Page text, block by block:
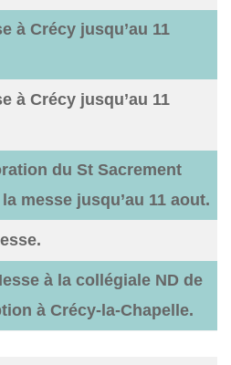
à Crécy jusqu’au 11
à Crécy jusqu’au 11
du St Sacrement
messe jusqu’au 11 aout.
à la collégiale ND de
à Crécy-la-Chapelle.